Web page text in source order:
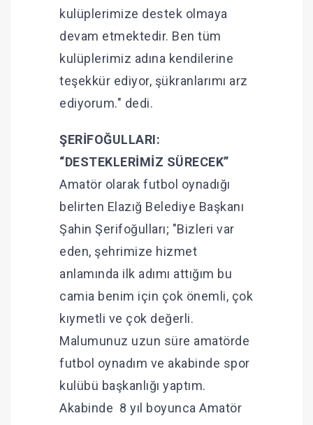
kulüplerimize destek olmaya
devam etmektedir. Ben tüm
kulüplerimiz adına kendilerine
teşekkür ediyor, şükranlarımı arz
ediyorum." dedi.
ŞERİFOĞULLARI:
“DESTEKLERİMİZ SÜRECEK”
Amatör olarak futbol oynadığı
belirten Elazığ Belediye Başkanı
Şahin Şerifoğulları; "Bizleri var
eden, şehrimize hizmet
anlamında ilk adımı attığım bu
camia benim için çok önemli, çok
kıymetli ve çok değerli.
Malumunuz uzun süre amatörde
futbol oynadım ve akabinde spor
kulübü başkanlığı yaptım.
Akabinde 8 yıl boyunca Amatör